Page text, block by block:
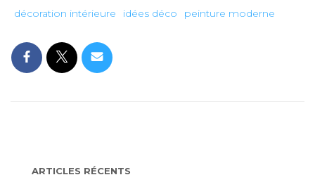
décoration intérieure
idées déco peinture moderne
ARTICLES RÉCENTS